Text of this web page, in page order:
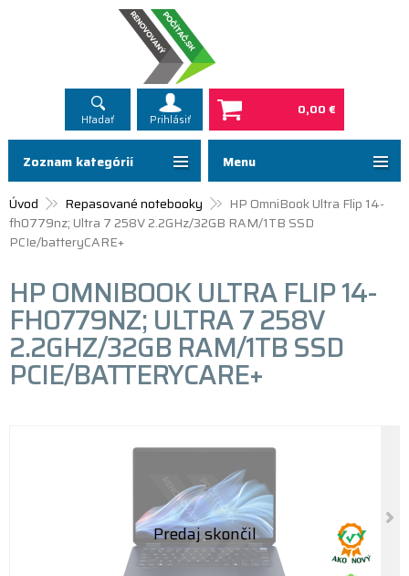
Hľadať Prihlásiť
0,00 €
Menu
Úvod Repasované notebooky
HP OmniBook Ultra Flip 14-
fh0779nz; Ultra 7 258V 2.2GHz/32GB RAM/1TB SSD
PCIe/batteryCARE+
HP OMNIBOOK ULTRA FLIP 14-
FH0779NZ; ULTRA 7 258V
2.2GHZ/32GB RAM/1TB SSD
PCIE/BATTERYCARE+
Zoznam kategórií